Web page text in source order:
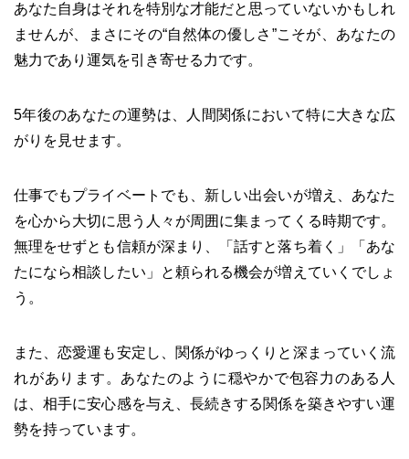
あなた自身はそれを特別な才能だと思っていないかもしれ
ませんが、まさにその“自然体の優しさ”こそが、あなたの
魅力であり運気を引き寄せる力です。
5年後のあなたの運勢は、人間関係において特に大きな広
がりを見せます。
仕事でもプライベートでも、新しい出会いが増え、あなた
を心から大切に思う人々が周囲に集まってくる時期です。
無理をせずとも信頼が深まり、「話すと落ち着く」「あな
たになら相談したい」と頼られる機会が増えていくでしょ
う。
また、恋愛運も安定し、関係がゆっくりと深まっていく流
れがあります。あなたのように穏やかで包容力のある人
は、相手に安心感を与え、長続きする関係を築きやすい運
勢を持っています。